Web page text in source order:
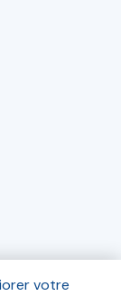
votre